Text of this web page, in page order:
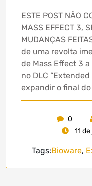
ESTE POST NÃO
MASS EFFECT 3,
MUDANÇAS
de uma revolta
de Mass Effect 3
no DLC
expandir o final
0
11
Tags:Bioware,